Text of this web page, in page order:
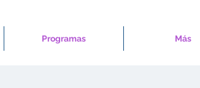
Programas Más